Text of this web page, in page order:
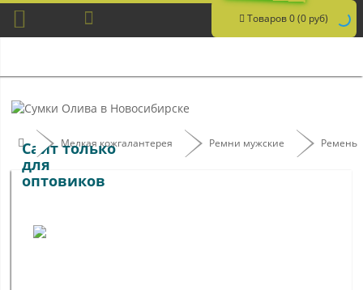
Товаров 0 (0 руб)
Сайт только
для
оптовиков
Мелкая кожгалантерея Ремни мужские Ремень